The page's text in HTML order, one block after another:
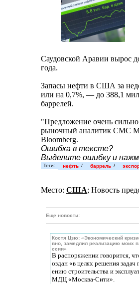
Саудовской Аравии вырос
года.
Запасы нефти в США за
или на 0,7%, — до 388,1
баррелей.
"Предложение очень
рыночный аналитик CMC
Bloomberg.
Ошибка в тексте?
Выделите ошибку и
Теги: нефть / баррель /
Место: США; Новость
Еще новости:
Костя Цзю: «Экономический
вно, замедлил реализацию моих
ссии»
В распоряжении говорится,
оздан «в целях решения задач
ению строительства и
МДЦ «Москва-Сити».